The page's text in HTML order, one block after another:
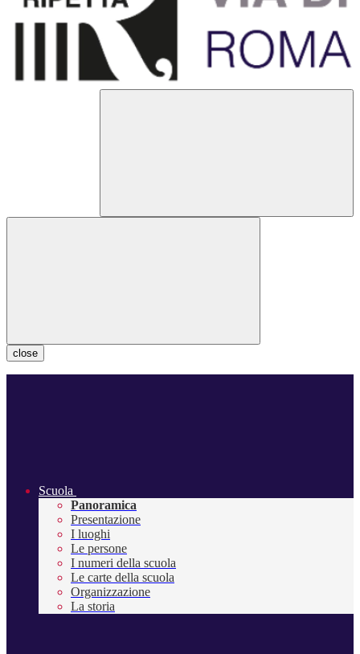
close
Scuola
Panoramica
Presentazione
I luoghi
Le persone
I numeri della scuola
Le carte della scuola
Organizzazione
La storia